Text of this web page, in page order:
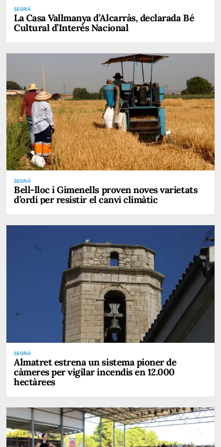
SEGRIÀ
La Casa Vallmanya d’Alcarràs, declarada Bé
Cultural d’Interès Nacional
SEGRIÀ
Bell-lloc i Gimenells proven noves varietats
d’ordi per resistir el canvi climàtic
SEGRIÀ
Almatret estrena un sistema pioner de
càmeres per vigilar incendis en 12.000
hectàrees